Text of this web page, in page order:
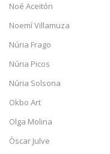
Noé Aceitón
Noemí Villamuza
Núria Frago
Núria Picos
Núria Solsona
Okbo Art
Olga Molina
Òscar Julve